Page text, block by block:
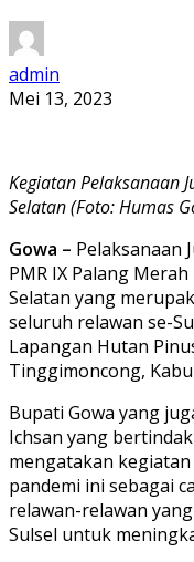
admin
Mei 13, 2023
Kegiatan Pelaksanaan
Selatan (Foto: Humas
Gowa – Pelaksanaan
PMR IX Palang
Selatan yang
seluruh relawan se-
Lapangan Hutan
Tinggimoncong,
Bupati Gowa yang
Ichsan yang
mengatakan
pandemi ini sebagai
relawan-relawan
Sulsel untuk